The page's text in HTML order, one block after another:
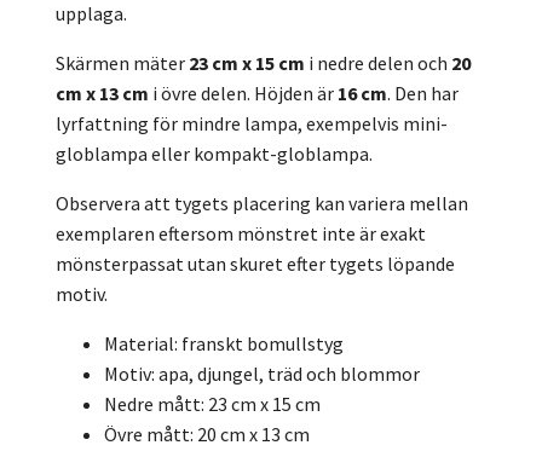
upplaga.
Skärmen mäter 23 cm x 15 cm i nedre delen och 20
cm x 13 cm i övre delen. Höjden är 16 cm. Den har
lyrfattning för mindre lampa, exempelvis mini-
globlampa eller kompakt-globlampa.
Observera att tygets placering kan variera mellan
exemplaren eftersom mönstret inte är exakt
mönsterpassat utan skuret efter tygets löpande
motiv.
Material: franskt bomullstyg
Motiv: apa, djungel, träd och blommor
Nedre mått: 23 cm x 15 cm
Övre mått: 20 cm x 13 cm